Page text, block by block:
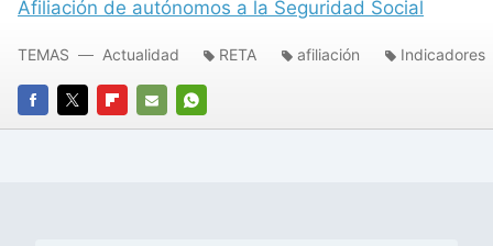
Afiliación de autónomos a la Seguridad Social
FACEBOOK
TWITTERFLIPBOARD
E-
WHATSAPP
TEMAS Actualidad RETA afiliación Indicadores